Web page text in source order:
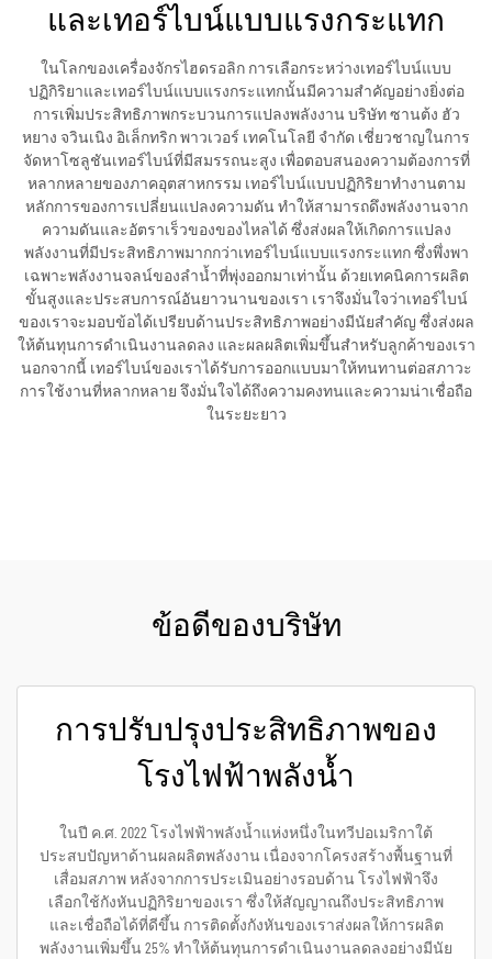
และเทอร์ไบน์แบบแรงกระแทก
ในโลกของเครื่องจักรไฮดรอลิก การเลือกระหว่างเทอร์ไบน์แบบ
ปฏิกิริยาและเทอร์ไบน์แบบแรงกระแทกนั้นมีความสำคัญอย่างยิ่งต่อ
การเพิ่มประสิทธิภาพกระบวนการแปลงพลังงาน บริษัท ซานต้ง ฮัว
หยาง จวินเนิง อิเล็กทริก พาวเวอร์ เทคโนโลยี จำกัด เชี่ยวชาญในการ
จัดหาโซลูชันเทอร์ไบน์ที่มีสมรรถนะสูง เพื่อตอบสนองความต้องการที่
หลากหลายของภาคอุตสาหกรรม เทอร์ไบน์แบบปฏิกิริยาทำงานตาม
หลักการของการเปลี่ยนแปลงความดัน ทำให้สามารถดึงพลังงานจาก
ความดันและอัตราเร็วของของไหลได้ ซึ่งส่งผลให้เกิดการแปลง
พลังงานที่มีประสิทธิภาพมากกว่าเทอร์ไบน์แบบแรงกระแทก ซึ่งพึ่งพา
เฉพาะพลังงานจลน์ของลำน้ำที่พุ่งออกมาเท่านั้น ด้วยเทคนิคการผลิต
ขั้นสูงและประสบการณ์อันยาวนานของเรา เราจึงมั่นใจว่าเทอร์ไบน์
ของเราจะมอบข้อได้เปรียบด้านประสิทธิภาพอย่างมีนัยสำคัญ ซึ่งส่งผล
ให้ต้นทุนการดำเนินงานลดลง และผลผลิตเพิ่มขึ้นสำหรับลูกค้าของเรา
นอกจากนี้ เทอร์ไบน์ของเราได้รับการออกแบบมาให้ทนทานต่อสภาวะ
การใช้งานที่หลากหลาย จึงมั่นใจได้ถึงความคงทนและความน่าเชื่อถือ
ในระยะยาว
ข้อดีของบริษัท
การปรับปรุงประสิทธิภาพของ
โรงไฟฟ้าพลังน้ำ
ในปี ค.ศ. 2022 โรงไฟฟ้าพลังน้ำแห่งหนึ่งในทวีปอเมริกาใต้
ประสบปัญหาด้านผลผลิตพลังงาน เนื่องจากโครงสร้างพื้นฐานที่
เสื่อมสภาพ หลังจากการประเมินอย่างรอบด้าน โรงไฟฟ้าจึง
เลือกใช้กังหันปฏิกิริยาของเรา ซึ่งให้สัญญาณถึงประสิทธิภาพ
และเชื่อถือได้ที่ดีขึ้น การติดตั้งกังหันของเราส่งผลให้การผลิต
พลังงานเพิ่มขึ้น 25% ทำให้ต้นทุนการดำเนินงานลดลงอย่างมีนัย